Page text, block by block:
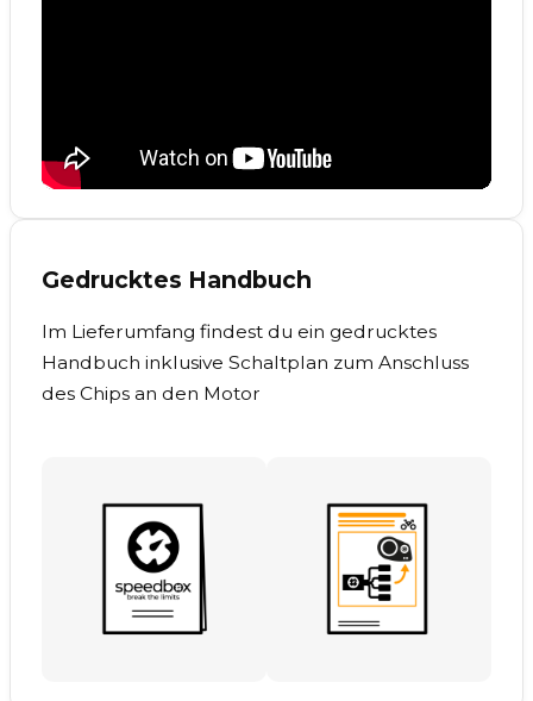
Gedrucktes Handbuch
Im Lieferumfang findest du ein gedrucktes
Handbuch inklusive Schaltplan zum Anschluss
des Chips an den Motor